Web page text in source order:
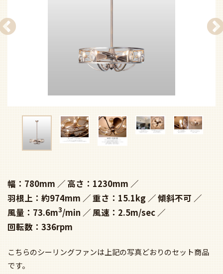
幅：780mm
高さ：1230mm
羽根上：約974mm
重さ：15.1kg
傾斜不可
風量：73.6m3/min
風速：2.5m/sec
回転数：336rpm
こちらのシーリングファンは上記の写真どおりのセット商品
です。